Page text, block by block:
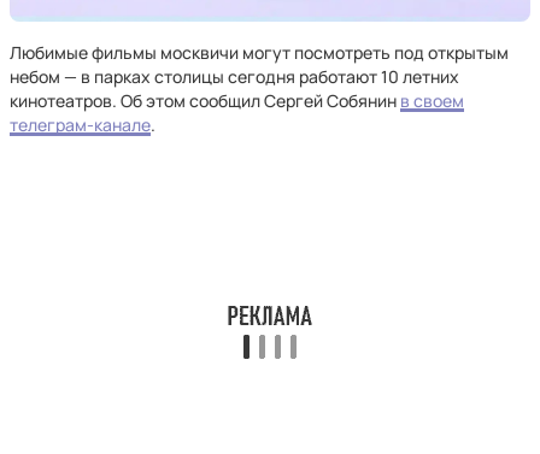
Любимые фильмы москвичи могут посмотреть под открытым
небом — в парках столицы сегодня работают 10 летних
кинотеатров. Об этом сообщил Сергей Собянин в своем
телеграм-канале.